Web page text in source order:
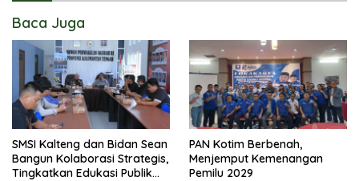
Baca Juga
SMSI Kalteng dan Bidan Sean
Bangun Kolaborasi Strategis,
Tingkatkan Edukasi Publik
PAN Kotim Berbenah,
Menjemput Kemenangan
Pemilu 2029